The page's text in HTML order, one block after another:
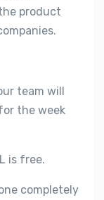
product
team will
the week
is free.
completely